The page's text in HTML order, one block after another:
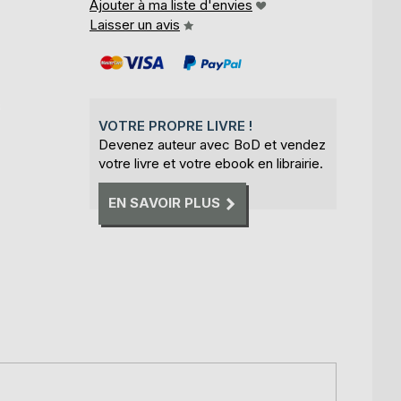
Ajouter à ma liste d'envies
Laisser un avis
VOTRE PROPRE LIVRE !
Devenez auteur avec BoD et vendez
votre livre et votre ebook en librairie.
EN SAVOIR PLUS